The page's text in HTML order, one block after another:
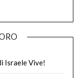
Israele Vive!